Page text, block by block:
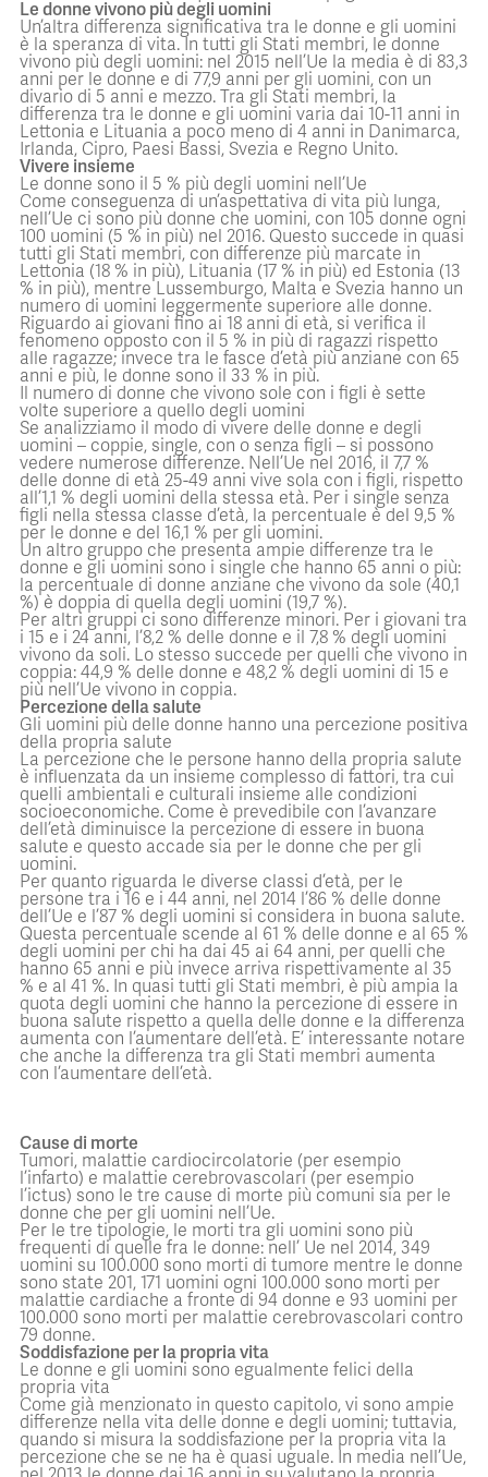
Le donne vivono più degli uomini
Un’altra differenza significativa tra le donne e gli uomini
è la speranza di vita. In tutti gli Stati membri, le donne
vivono più degli uomini: nel 2015 nell’Ue la media è di 83,3
anni per le donne e di 77,9 anni per gli uomini, con un
divario di 5 anni e mezzo. Tra gli Stati membri, la
differenza tra le donne e gli uomini varia dai 10-11 anni in
Lettonia e Lituania a poco meno di 4 anni in Danimarca,
Irlanda, Cipro, Paesi Bassi, Svezia e Regno Unito.
Vivere insieme
Le donne sono il 5 % più degli uomini nell’Ue
Come conseguenza di un’aspettativa di vita più lunga,
nell’Ue ci sono più donne che uomini, con 105 donne ogni
100 uomini (5 % in più) nel 2016. Questo succede in quasi
tutti gli Stati membri, con differenze più marcate in
Lettonia (18 % in più), Lituania (17 % in più) ed Estonia (13
% in più), mentre Lussemburgo, Malta e Svezia hanno un
numero di uomini leggermente superiore alle donne.
Riguardo ai giovani fino ai 18 anni di età, si verifica il
fenomeno opposto con il 5 % in più di ragazzi rispetto
alle ragazze; invece tra le fasce d’età più anziane con 65
anni e più, le donne sono il 33 % in più.
Il numero di donne che vivono sole con i figli è sette
volte superiore a quello degli uomini
Se analizziamo il modo di vivere delle donne e degli
uomini – coppie, single, con o senza figli – si possono
vedere numerose differenze. Nell’Ue nel 2016, il 7,7 %
delle donne di età 25-49 anni vive sola con i figli, rispetto
all’1,1 % degli uomini della stessa età. Per i single senza
figli nella stessa classe d’età, la percentuale è del 9,5 %
per le donne e del 16,1 % per gli uomini.
Un altro gruppo che presenta ampie differenze tra le
donne e gli uomini sono i single che hanno 65 anni o più:
la percentuale di donne anziane che vivono da sole (40,1
%) è doppia di quella degli uomini (19,7 %).
Per altri gruppi ci sono differenze minori. Per i giovani tra
i 15 e i 24 anni, l’8,2 % delle donne e il 7,8 % degli uomini
vivono da soli. Lo stesso succede per quelli che vivono in
coppia: 44,9 % delle donne e 48,2 % degli uomini di 15 e
più nell’Ue vivono in coppia.
Percezione della salute
Gli uomini più delle donne hanno una percezione positiva
della propria salute
La percezione che le persone hanno della propria salute
è influenzata da un insieme complesso di fattori, tra cui
quelli ambientali e culturali insieme alle condizioni
socioeconomiche. Come è prevedibile con l’avanzare
dell’età diminuisce la percezione di essere in buona
salute e questo accade sia per le donne che per gli
uomini.
Per quanto riguarda le diverse classi d’età, per le
persone tra i 16 e i 44 anni, nel 2014 l’86 % delle donne
dell’Ue e l’87 % degli uomini si considera in buona salute.
Questa percentuale scende al 61 % delle donne e al 65 %
degli uomini per chi ha dai 45 ai 64 anni, per quelli che
hanno 65 anni e più invece arriva rispettivamente al 35
% e al 41 %. In quasi tutti gli Stati membri, è più ampia la
quota degli uomini che hanno la percezione di essere in
buona salute rispetto a quella delle donne e la differenza
aumenta con l’aumentare dell’età. E’ interessante notare
che anche la differenza tra gli Stati membri aumenta
con l’aumentare dell’età.
Cause di morte
Tumori, malattie cardiocircolatorie (per esempio
l’infarto) e malattie cerebrovascolari (per esempio
l’ictus) sono le tre cause di morte più comuni sia per le
donne che per gli uomini nell’Ue.
Per le tre tipologie, le morti tra gli uomini sono più
frequenti di quelle fra le donne: nell’ Ue nel 2014, 349
uomini su 100.000 sono morti di tumore mentre le donne
sono state 201, 171 uomini ogni 100.000 sono morti per
malattie cardiache a fronte di 94 donne e 93 uomini per
100.000 sono morti per malattie cerebrovascolari contro
79 donne.
Soddisfazione per la propria vita
Le donne e gli uomini sono egualmente felici della
propria vita
Come già menzionato in questo capitolo, vi sono ampie
differenze nella vita delle donne e degli uomini; tuttavia,
quando si misura la soddisfazione per la propria vita la
percezione che se ne ha è quasi uguale. In media nell’Ue,